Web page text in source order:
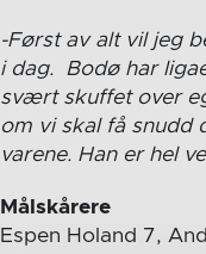
-Først av alt vil jeg
i dag. Bodø har
svært skuffet over
om vi skal få snudd
varene. Han er hel
Målskårere
Espen Holand 7,